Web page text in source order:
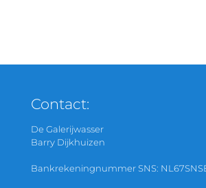
Contact:
De Galerijwasser
Barry Dijkhuizen
Bankrekeningnummer SNS: